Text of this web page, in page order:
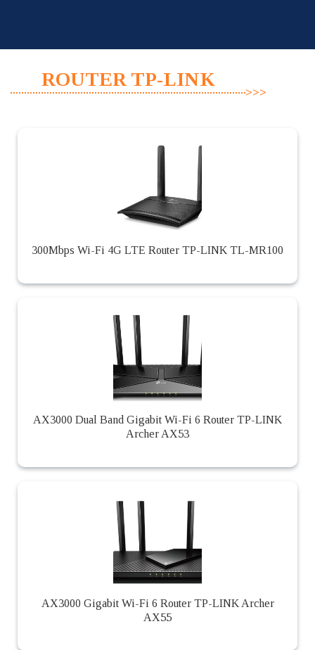
ROUTER TP-LINK
300Mbps Wi-Fi 4G LTE Router TP-LINK TL-MR100
AX3000 Dual Band Gigabit Wi-Fi 6 Router TP-LINK
Archer AX53
AX3000 Gigabit Wi-Fi 6 Router TP-LINK Archer
AX55